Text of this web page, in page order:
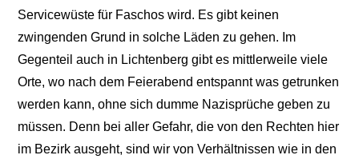
Servicewüste für Faschos wird. Es gibt keinen
zwingenden Grund in solche Läden zu gehen. Im
Gegenteil auch in Lichtenberg gibt es mittlerweile viele
Orte, wo nach dem Feierabend entspannt was getrunken
werden kann, ohne sich dumme Nazisprüche geben zu
müssen. Denn bei aller Gefahr, die von den Rechten hier
im Bezirk ausgeht, sind wir von Verhältnissen wie in den